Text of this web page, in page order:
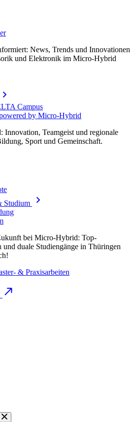
News, Trends und Innovationen
und Elektronik im Micro-Hybrid
Campus
by Micro-Hybrid
Teamgeist und regionale
Sport und Gemeinschaft.
Studium
bei Micro-Hybrid: Top-
und duale Studiengänge in Thüringen
& Praxisarbeiten